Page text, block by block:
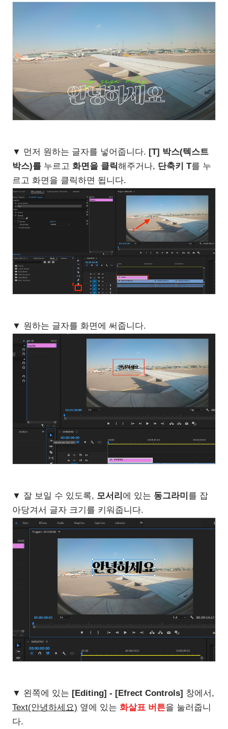
▼ 먼저 원하는 글자를 넣어줍니다. [T] 박스(텍스트
박스)를 누르고 화면을 클릭해주거나, 단축키 T를 누
르고 화면을 클릭하면 됩니다.
▼ 원하는 글자를 화면에 써줍니다.
▼ 잘 보일 수 있도록, 모서리 에 있는 동그라미 를 잡
아당겨서 글자 크기를 키워줍니다.
▼ 왼쪽에 있는 [Editing] - [Efrect Controls] 창에서,
Text(안녕하세요) 옆에 있는 화살표 버튼을 눌러줍니
다.